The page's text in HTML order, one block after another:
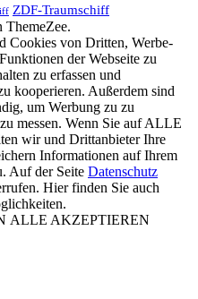
ZDF-Traumschiff
ThemeZee.
Cookies von Dritten, Werbe-
der Webseite zu
zu erfassen und
kooperieren. Außerdem sind
um Werbung zu zu
messen. Wenn Sie auf ALLE
wir und Drittanbieter Ihre
Informationen auf Ihrem
Auf der Seite Datenschutz
Hier finden Sie auch
ALLE AKZEPTIEREN